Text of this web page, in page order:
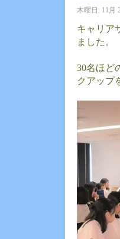
木曜日, 11月
キャリア
ました。
30名ほど
クアップ